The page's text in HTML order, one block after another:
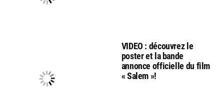
VIDEO : découvrez le
poster et la bande
annonce officielle du film
« Salem »!